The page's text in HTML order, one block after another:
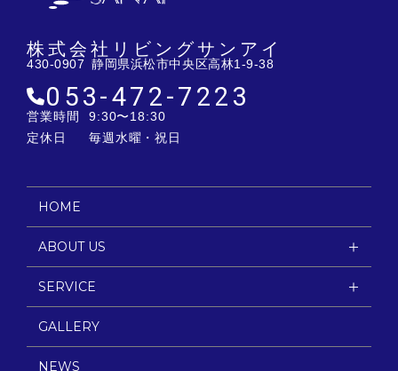
株式会社リビングサンアイ
430-0907 静岡県浜松市中央区高林1-9-38
053-472-7223
営業時間
9:30〜18:30
定休日
毎週水曜・祝日
HOME
ABOUT US
SERVICE
GALLERY
NEWS